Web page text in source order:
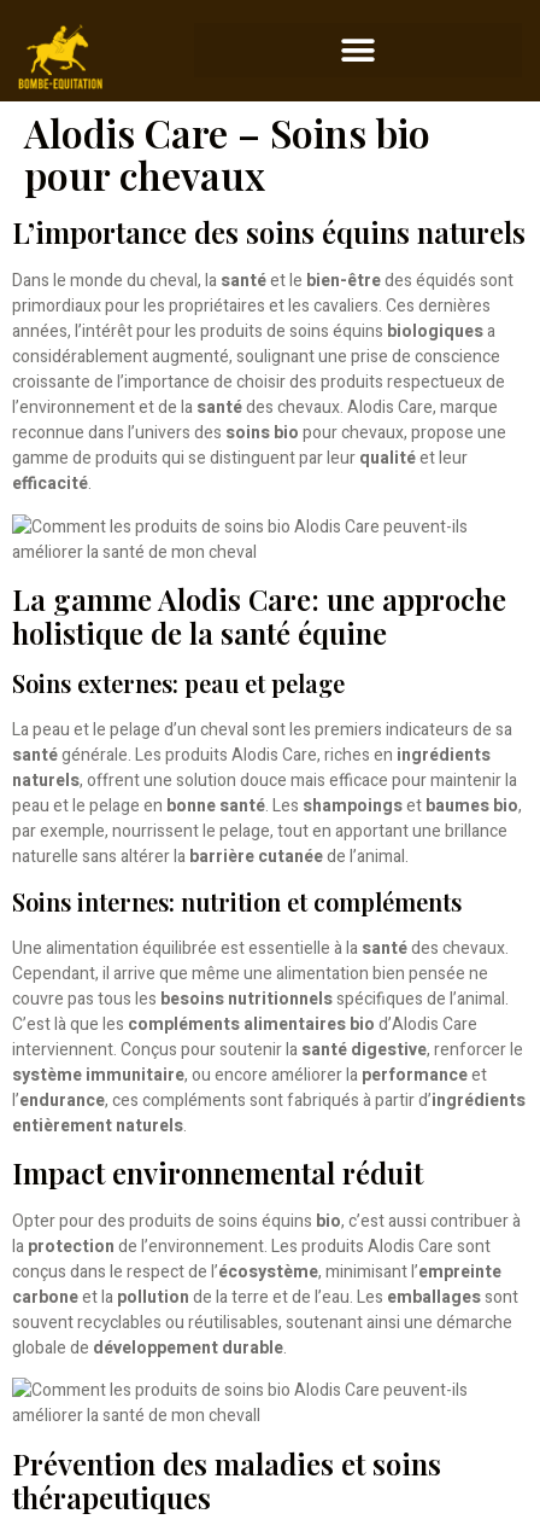
Alodis Care – Soins bio
pour chevaux
L’importance des soins équins naturels
Dans le monde du cheval, lasantéet le bien-êtredes équidés sont
primordiaux pour les propriétaires et les cavaliers. Ces dernières
années, l’intérêt pour les produits de soins équins biologiquesa
considérablement augmenté, soulignant une prise de conscience
croissante de l’importance de choisir des produits respectueux de
l’environnement et de lasantédes chevaux. Alodis Care, marque
reconnue dans l’univers des soins biopour chevaux, propose une
gamme de produits qui se distinguent par leurqualitéet leur
efficacité.
La gamme Alodis Care: une approche
holistique de la santé équine
Soins externes: peau et pelage
La peau et le pelage d’un cheval sont les premiers indicateurs de sa
santégénérale. Les produits Alodis Care, riches en ingrédients
naturels, offrent une solution douce mais efficace pour maintenir la
peau et le pelage en bonne santé. Les shampoingsetbaumes bio,
par exemple, nourrissent le pelage, tout en apportant une brillance
naturelle sans altérer labarrière cutanéede l’animal.
Soins internes: nutrition et compléments
Une alimentation équilibrée est essentielle à lasantédes chevaux.
Cependant, il arrive que même une alimentation bien pensée ne
couvre pas tous les besoins nutritionnelsspécifiques de l’animal.
C’est là que les compléments alimentaires biod’Alodis Care
interviennent. Conçus pour soutenir lasanté digestive, renforcer le
système immunitaire, ou encore améliorer laperformanceet
l’endurance, ces compléments sont fabriqués à partir d’ingrédients
entièrement naturels.
Impact environnemental réduit
Opter pour des produits de soins équins bio, c’est aussi contribuer à
laprotectionde l’environnement. Les produits Alodis Care sont
conçus dans le respect de l’écosystème, minimisant l’empreinte
carboneet lapollutionde la terre et de l’eau. Les emballagessont
souvent recyclables ou réutilisables, soutenant ainsi une démarche
globale de développement durable.
Prévention des maladies et soins
thérapeutiques